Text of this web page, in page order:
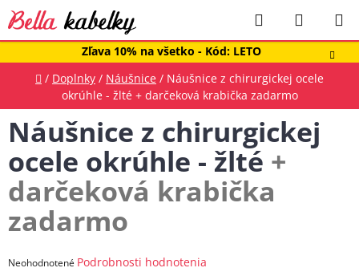
Prejsť
na
obsah
Zľava 10% na všetko - Kód: LETO
Hľadať
KOŠÍK
Domov
/ Doplnky / Náušnice / Náušnice z chirurgickej ocele
okrúhle - žlté + darčeková krabička zadarmo
Náušnice z chirurgickej
ocele okrúhle - žlté +
darčeková krabička
zadarmo
Priemerné
Neohodnotené Podrobnosti hodnotenia